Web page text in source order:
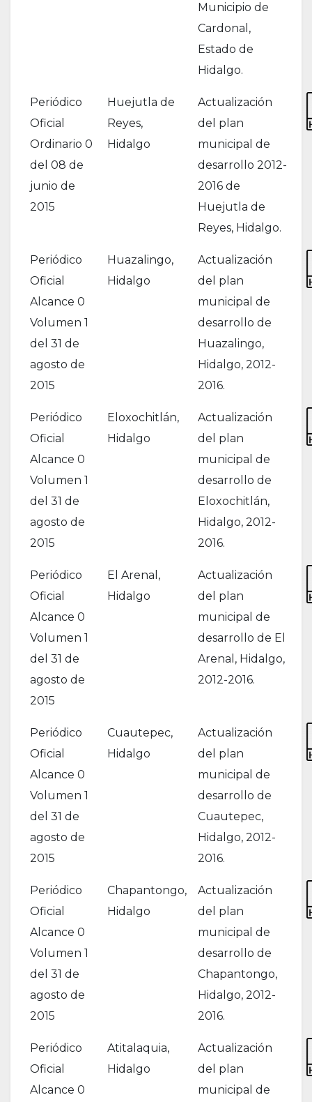
Municipio de
Cardonal,
Estado de
Hidalgo.
Periódico
Oficial
Ordinario 0
del 08 de
junio de
2015
Huejutla de
Reyes,
Hidalgo
Actualización
del plan
municipal de
desarrollo 2012-
2016 de
Huejutla de
Reyes, Hidalgo.
Periódico
Oficial
Alcance 0
Volumen 1
del 31 de
agosto de
2015
Huazalingo,
Hidalgo
Actualización
del plan
municipal de
desarrollo de
Huazalingo,
Hidalgo, 2012-
2016.
Periódico
Oficial
Alcance 0
Volumen 1
del 31 de
agosto de
2015
Eloxochitlán,
Hidalgo
Actualización
del plan
municipal de
desarrollo de
Eloxochitlán,
Hidalgo, 2012-
2016.
Periódico
Oficial
Alcance 0
Volumen 1
del 31 de
agosto de
2015
El Arenal,
Hidalgo
Actualización
del plan
municipal de
desarrollo de El
Arenal, Hidalgo,
2012-2016.
Periódico
Oficial
Alcance 0
Volumen 1
del 31 de
agosto de
2015
Cuautepec,
Hidalgo
Actualización
del plan
municipal de
desarrollo de
Cuautepec,
Hidalgo, 2012-
2016.
Periódico
Oficial
Alcance 0
Volumen 1
del 31 de
agosto de
2015
Chapantongo,
Hidalgo
Actualización
del plan
municipal de
desarrollo de
Chapantongo,
Hidalgo, 2012-
2016.
Periódico
Oficial
Alcance 0
Atitalaquia,
Hidalgo
Actualización
del plan
municipal de